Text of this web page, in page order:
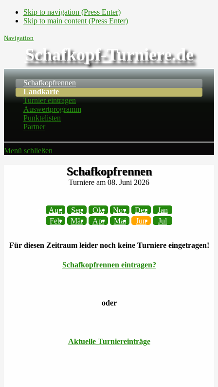
Skip to navigation (Press Enter)
Skip to main content (Press Enter)
Navigation
Schafkopf-Turniere.de
Schafkopfrennen
Landkarte
Turnier eintragen
Auswertprogramm
Punktelisten
Partner
Menü schließen
Schafkopfrennen
Turniere am 08. Juni 2026
Aug Sep Okt Nov Dez
Jan
Feb
Mär Apr Mai Jun Jul
Für diesen Zeitraum leider noch keine Turniere eingetragen!
Schafkopfrennen eintragen?
oder
Aktuelle Turniereinträge